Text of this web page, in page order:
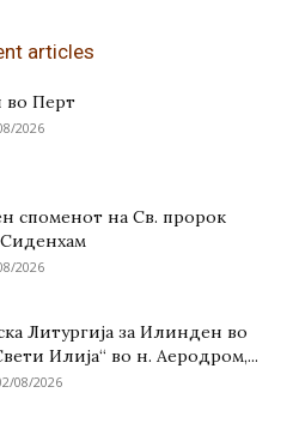
articles
Перт
2026
споменот на Св. пророк
2026
Литургија за Илинден во
Илија“ во н. Аеродром,...
08/2026